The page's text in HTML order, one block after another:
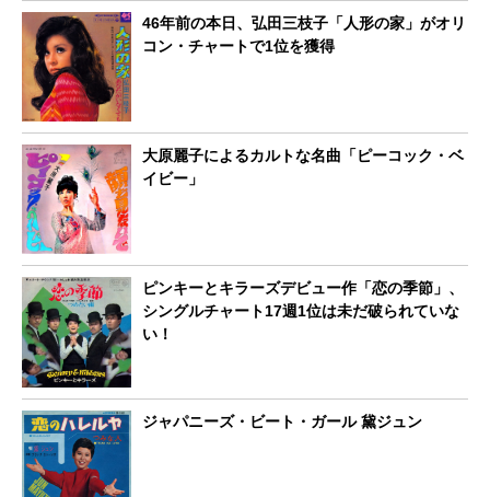
46年前の本日、弘田三枝子「人形の家」がオリ
コン・チャートで1位を獲得
大原麗子によるカルトな名曲「ピーコック・ベ
イビー」
ピンキーとキラーズデビュー作「恋の季節」、
シングルチャート17週1位は未だ破られていな
い！
ジャパニーズ・ビート・ガール 黛ジュン